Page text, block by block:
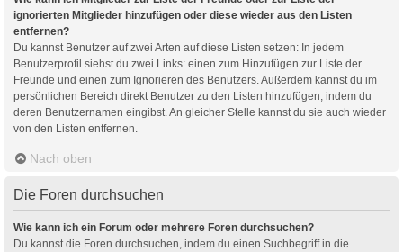
ignorierten Mitglieder hinzufügen oder diese wieder aus den Listen
entfernen?
Du kannst Benutzer auf zwei Arten auf diese Listen setzen: In jedem
Benutzerprofil siehst du zwei Links: einen zum Hinzufügen zur Liste der
Freunde und einen zum Ignorieren des Benutzers. Außerdem kannst du im
persönlichen Bereich direkt Benutzer zu den Listen hinzufügen, indem du
deren Benutzernamen eingibst. An gleicher Stelle kannst du sie auch wieder
von den Listen entfernen.
Nach oben
Die Foren durchsuchen
Wie kann ich ein Forum oder mehrere Foren durchsuchen?
Du kannst die Foren durchsuchen, indem du einen Suchbegriff in die